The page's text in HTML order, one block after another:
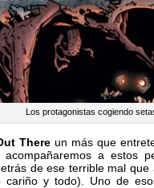
Los protagonistas cogiendo
Thereun más que
a estos
de ese terrible mal
cariño y todo). Uno de